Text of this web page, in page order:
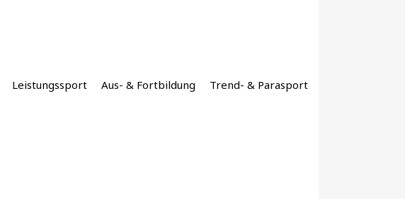
Leistungssport Aus- & Fortbildung Trend- & Parasport